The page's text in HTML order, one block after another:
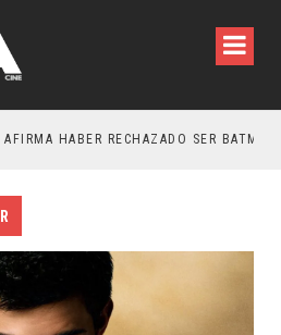
HABER RECHAZADO SER BATMAN